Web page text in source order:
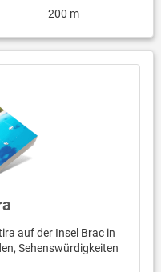
200 m
auf der Insel Brac in
Sehenswürdigkeiten